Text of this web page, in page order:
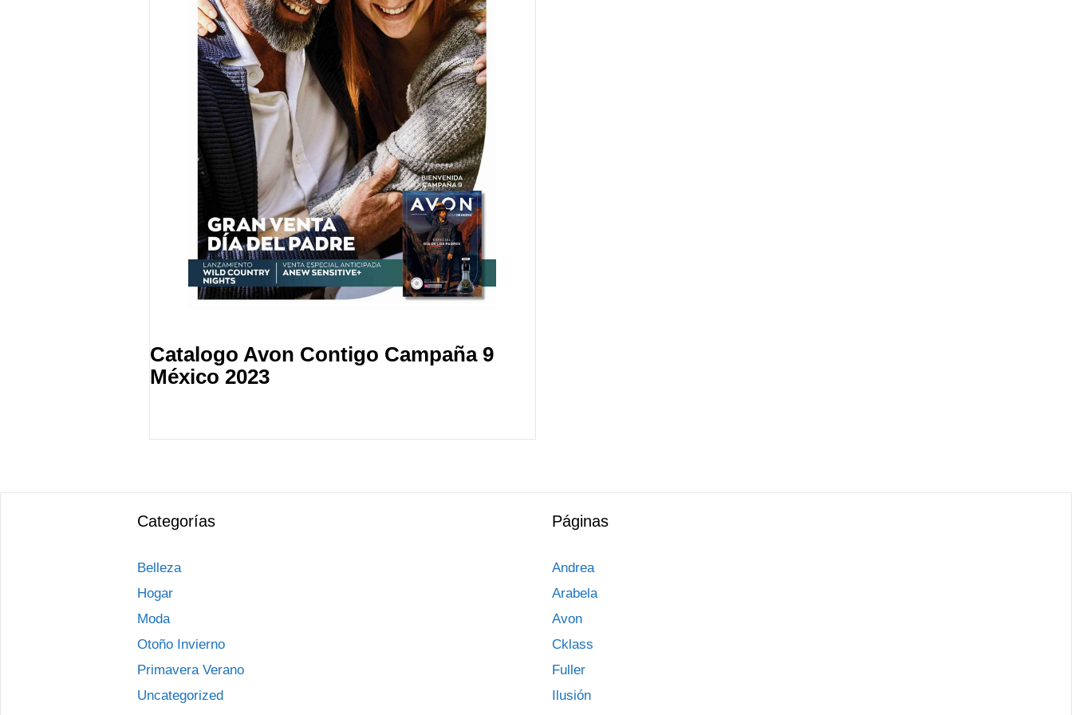
Catalogo Avon Contigo Campaña 9
México 2023
Categorías
Belleza
Hogar
Moda
Otoño Invierno
Primavera Verano
Uncategorized
Páginas
Andrea
Arabela
Avon
Cklass
Fuller
Ilusión